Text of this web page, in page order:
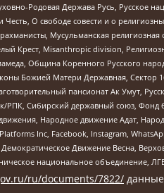
Родовая Держава Русь, Русское
О свободе совести и о
Мусульманская
Крест, Misanthropic division,
Община Коренного Русского
Божией Матери Державная,
пансионат Ак Умут,
РПК, Сибирский державный союз,
Народное движение Адат,
Inc, Facebook, Instagram,
Движение Весна,
национальное объединение,
ru/documents/7822/